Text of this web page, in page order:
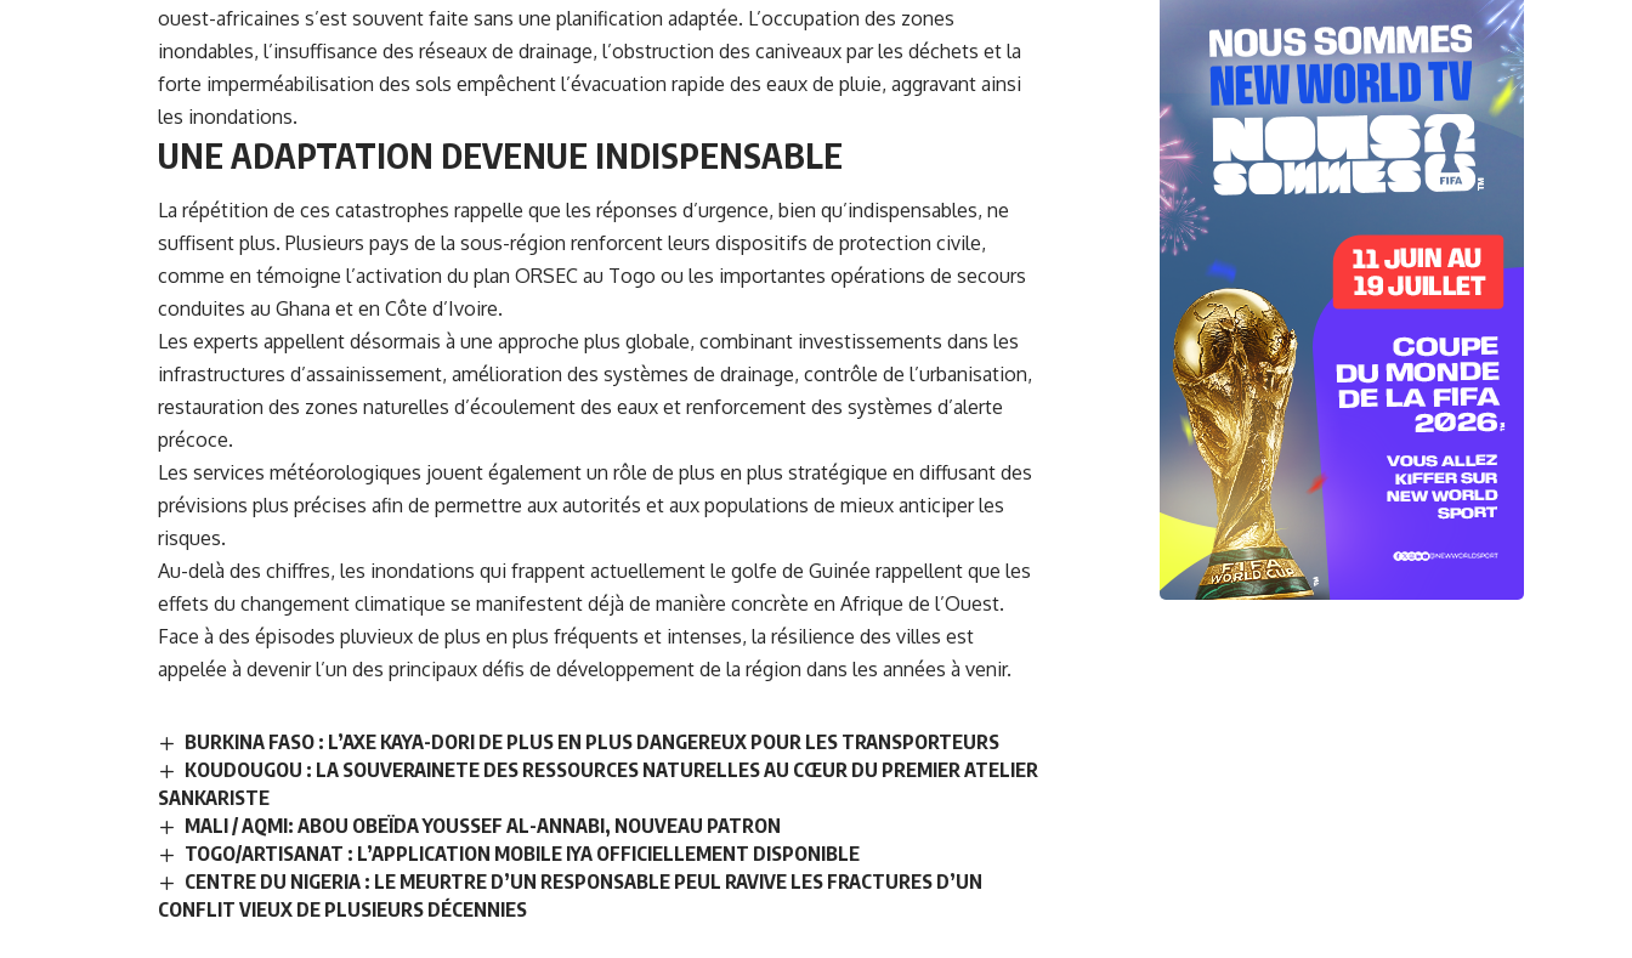
ouest-africaines s’est souvent faite sans une planification adaptée. L’occupation des zones
inondables, l’insuffisance des réseaux de drainage, l’obstruction des caniveaux par les déchets et la
forte imperméabilisation des sols empêchent l’évacuation rapide des eaux de pluie, aggravant ainsi
les inondations.
UNE ADAPTATION DEVENUE INDISPENSABLE
La répétition de ces catastrophes rappelle que les réponses d’urgence, bien qu’indispensables, ne
suffisent plus. Plusieurs pays de la sous-région renforcent leurs dispositifs de protection civile,
comme en témoigne l’activation du plan ORSEC au Togo ou les importantes opérations de secours
conduites au Ghana et en Côte d’Ivoire.
Les experts appellent désormais à une approche plus globale, combinant investissements dans les
infrastructures d’assainissement, amélioration des systèmes de drainage, contrôle de l’urbanisation,
restauration des zones naturelles d’écoulement des eaux et renforcement des systèmes d’alerte
précoce.
Les services météorologiques jouent également un rôle de plus en plus stratégique en diffusant des
prévisions plus précises afin de permettre aux autorités et aux populations de mieux anticiper les
risques.
Au-delà des chiffres, les inondations qui frappent actuellement le golfe de Guinée rappellent que les
effets du changement climatique se manifestent déjà de manière concrète en Afrique de l’Ouest.
Face à des épisodes pluvieux de plus en plus fréquents et intenses, la résilience des villes est
appelée à devenir l’un des principaux défis de développement de la région dans les années à venir.
BURKINA FASO : L’AXE KAYA-DORI DE PLUS EN PLUS DANGEREUX POUR LES TRANSPORTEURS
KOUDOUGOU : LA SOUVERAINETE DES RESSOURCES NATURELLES AU CŒUR DU PREMIER ATELIER
SANKARISTE
MALI / AQMI: ABOU OBEÏDA YOUSSEF AL-ANNABI, NOUVEAU PATRON
TOGO/ARTISANAT : L’APPLICATION MOBILE IYA OFFICIELLEMENT DISPONIBLE
CENTRE DU NIGERIA : LE MEURTRE D’UN RESPONSABLE PEUL RAVIVE LES FRACTURES D’UN
CONFLIT VIEUX DE PLUSIEURS DÉCENNIES